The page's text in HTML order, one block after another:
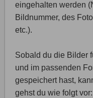
eingehalten werden
Bildnummer, des
etc.).
Sobald du die Bilder
und im passenden
gespeichert hast,
gehst du wie folgt vor: